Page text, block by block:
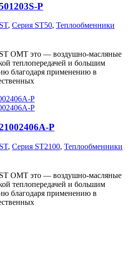
P
, Серия ST50, Теплообменники
OMT это — воздушно-масляные
теплопередачей и большим
благодаря применению в
P
, Серия ST2100, Теплообменники
OMT это — воздушно-масляные
теплопередачей и большим
благодаря применению в